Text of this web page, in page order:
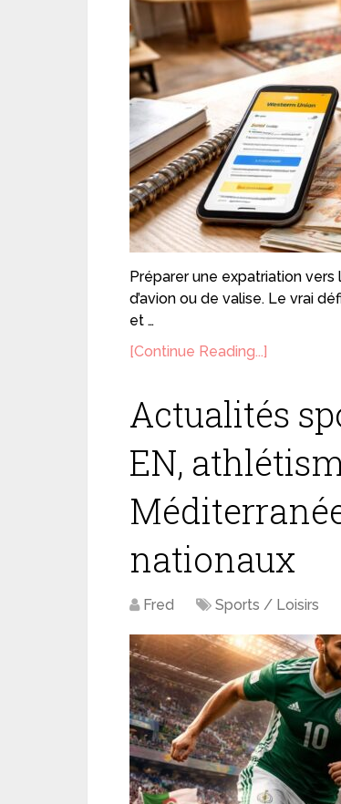
Préparer une expatriation vers
d’avion ou de valise. Le vrai
et …
[Continue Reading...]
Actualités
EN,
nationaux
Fred Sports / Loisirs